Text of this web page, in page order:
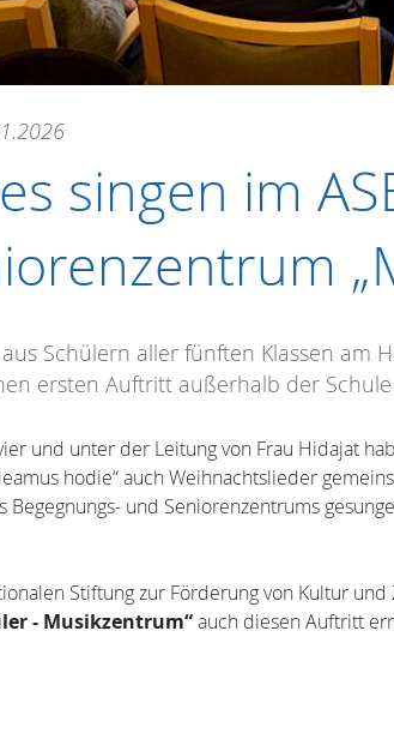
singen im
Schülern aller fünften Klassen am
ersten Auftritt außerhalb der
und unter der Leitung von Frau Hidajat
hodie“ auch Weihnachtslieder
und Seniorenzentrums
Stiftung zur Förderung von Kultur
- Musikzentrum“auch diesen Auftritt